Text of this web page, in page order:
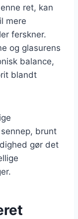
ret, kan
mere
ferskner.
og glasurens
balance,
blandt
brunt
gør det